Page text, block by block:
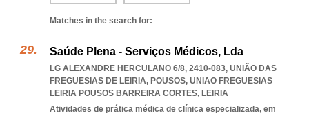
Matches in the search for:
Saúde Plena - Serviços Médicos, Lda
LG ALEXANDRE HERCULANO 6/8, 2410-083, UNIÃO DAS
FREGUESIAS DE LEIRIA, POUSOS, UNIAO FREGUESIAS
LEIRIA POUSOS BARREIRA CORTES, LEIRIA
Atividades de prática médica de clínica especializada, em